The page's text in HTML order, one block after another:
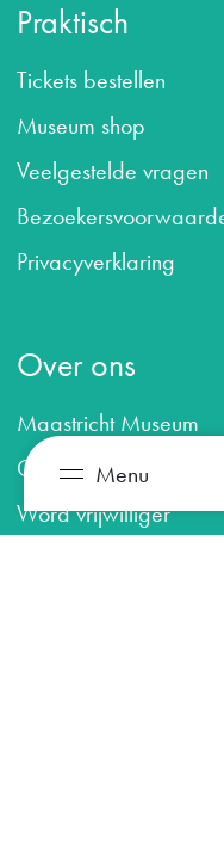
Zien en doen
Menu
Praktisch
Tickets bestellen
Museum shop
Veelgestelde vragen
B
Privacyverklaring
Over ons
Maastricht Museum
Contact & Pers
Word vrijwilliger